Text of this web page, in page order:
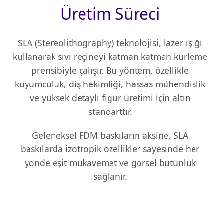
Üretim Süreci
SLA (Stereolithography) teknolojisi, lazer ışığı
kullanarak sıvı reçineyi katman katman kürleme
prensibiyle çalışır. Bu yöntem, özellikle
kuyumculuk, diş hekimliği, hassas mühendislik
ve yüksek detaylı figür üretimi için altın
standarttır.
Geleneksel FDM baskıların aksine, SLA
baskılarda izotropik özellikler sayesinde her
yönde eşit mukavemet ve görsel bütünlük
sağlanır.